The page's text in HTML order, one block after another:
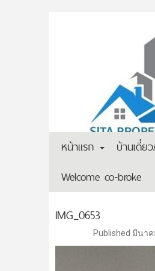
หน้าแรก บ้านเดี่ย
Welcome co-broke
IMG_0653
Published มีนาค